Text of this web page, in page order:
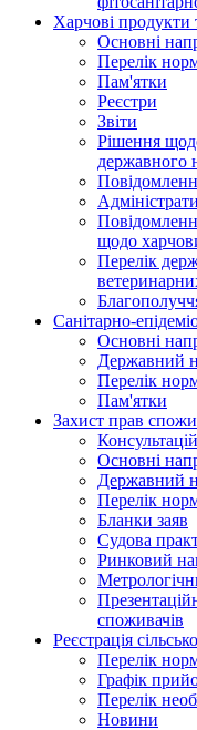
Харчові продукти
Основні
Перелік
Пам'ятки
Реєстри
Звіти
Рішення
державного
щодо
Перелік
Санітарно-
Основні
Державний
Перелік
Пам'ятки
Захист прав
Основні
Державний
Перелік
Бланки заяв
Судова
Ринковий
споживачів
Реєстрація
Перелік
Графік
Перелік
Новини